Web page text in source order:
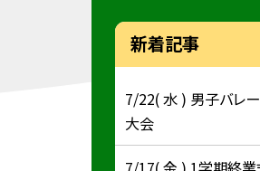
新着記事
7/22( 水 ) 男子バレ
大会